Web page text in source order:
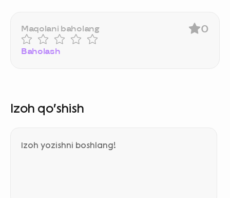
Maqolani baholang
Baholash
0
Izoh qo‘shish